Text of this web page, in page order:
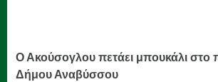
Ο Ακούσογλου πετάει μπουκάλι στο
Δήμου Αναβύσσου